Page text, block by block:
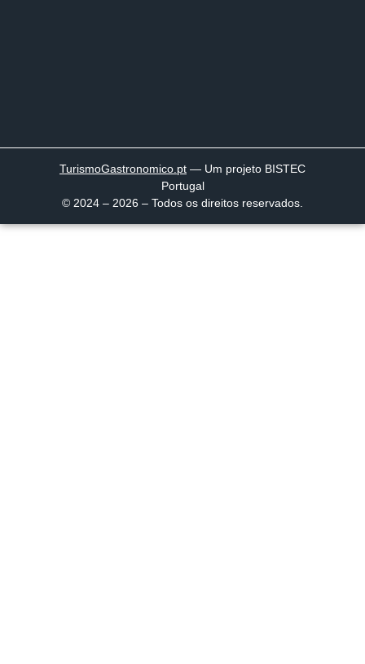
TurismoGastronomico .pt — Um projeto BISTEC
Portugal
© 2024 – 2026 – Todos os direitos reservados.